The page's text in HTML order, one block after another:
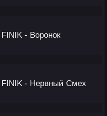
- Воронок
FINIK - Нервный Смех